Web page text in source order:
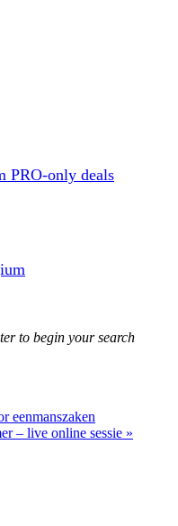
PRO-only deals
to begin your search
eenmanszaken
– live online sessie »